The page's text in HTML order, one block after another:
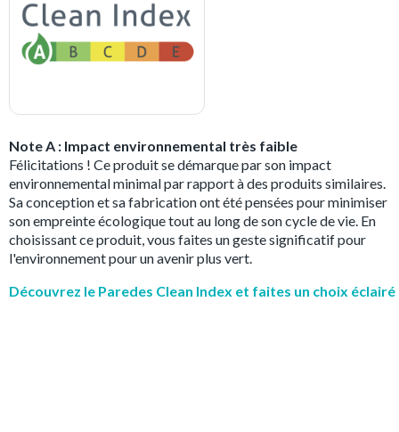
Note A : Impact environnemental très faible
Félicitations ! Ce produit se démarque par son impact
environnemental minimal par rapport à des produits similaires.
Sa conception et sa fabrication ont été pensées pour minimiser
son empreinte écologique tout au long de son cycle de vie. En
choisissant ce produit, vous faites un geste significatif pour
l'environnement pour un avenir plus vert.
Découvrez le Paredes Clean Index et faites un choix éclairé